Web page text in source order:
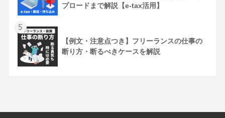
プロードまで解説【e-tax活用】
5
【例文・注意点つき】フリーランスの仕事の
断り方・断るべきケースを解説